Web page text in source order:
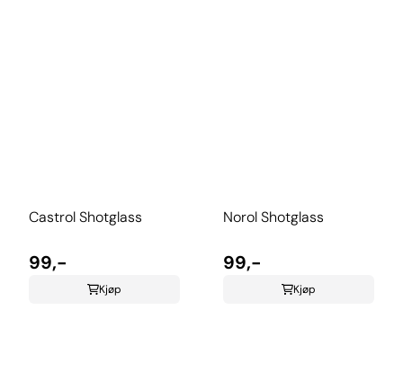
Castrol Shotglass
99,-
Kjøp
Norol Shotglass
99,-
Kjøp